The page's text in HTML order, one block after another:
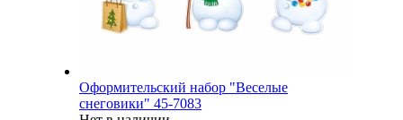
Оформительский набор "Веселые
снеговики" 45-7083